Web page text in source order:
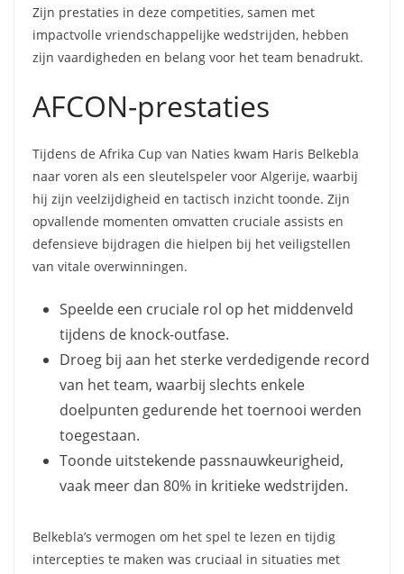
Zijn prestaties in deze competities, samen met
impactvolle vriendschappelijke wedstrijden, hebben
zijn vaardigheden en belang voor het team benadrukt.
AFCON-prestaties
Tijdens de Afrika Cup van Naties kwam Haris Belkebla
naar voren als een sleutelspeler voor Algerije, waarbij
hij zijn veelzijdigheid en tactisch inzicht toonde. Zijn
opvallende momenten omvatten cruciale assists en
defensieve bijdragen die hielpen bij het veiligstellen
van vitale overwinningen.
Speelde een cruciale rol op het middenveld
tijdens de knock-outfase.
Droeg bij aan het sterke verdedigende record
van het team, waarbij slechts enkele
doelpunten gedurende het toernooi werden
toegestaan.
Toonde uitstekende passnauwkeurigheid,
vaak meer dan 80% in kritieke wedstrijden.
Belkebla’s vermogen om het spel te lezen en tijdig
intercepties te maken was cruciaal in situaties met